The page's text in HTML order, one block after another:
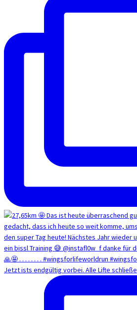
Jetzt ists endgültig vorbei. Alle Lifte schließe